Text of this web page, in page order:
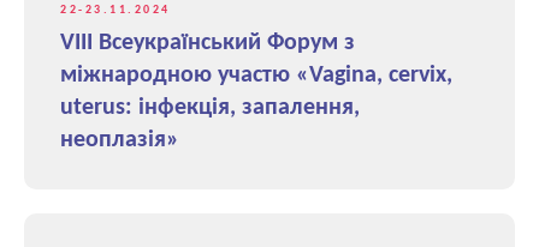
22-23.11.2024
VIІІ Всеукраїнський Форум з
міжнародною участю «Vagina, cervix,
uterus: інфекція, запалення,
неоплазія»